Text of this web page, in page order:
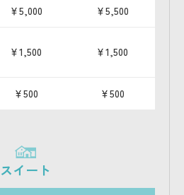
￥5,000 ￥5,500
￥1,500 ￥1,500
￥500 ￥500
スイート